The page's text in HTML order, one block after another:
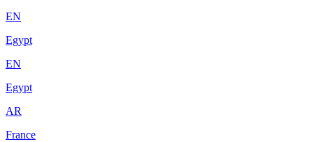
EN
Egypt
EN
Egypt
AR
France